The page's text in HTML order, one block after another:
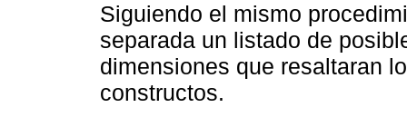
Siguiendo el mismo
separada un listado de
dimensiones que resaltaran
constructos.